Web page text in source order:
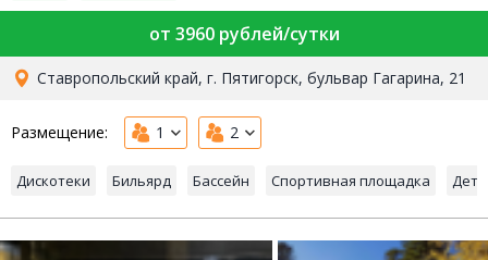
от 3960 рублей/сутки
Ставропольский край, г. Пятигорск, бульвар Гагарина, 21
Размещение: 1 2
Дискотеки Бильярд Бассейн Спортивная площадка